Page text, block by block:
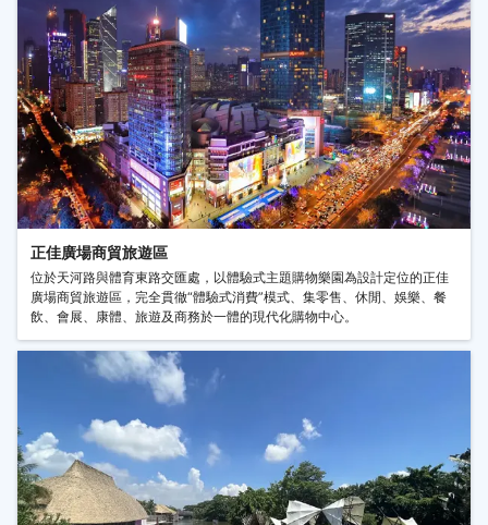
正佳廣場商貿旅遊區
位於天河路與體育東路交匯處，以體驗式主題購物樂園為設計定位的正佳
廣場商貿旅遊區，完全貫徹“體驗式消費”模式、集零售、休閒、娛樂、餐
飲、會展、康體、旅遊及商務於一體的現代化購物中心。